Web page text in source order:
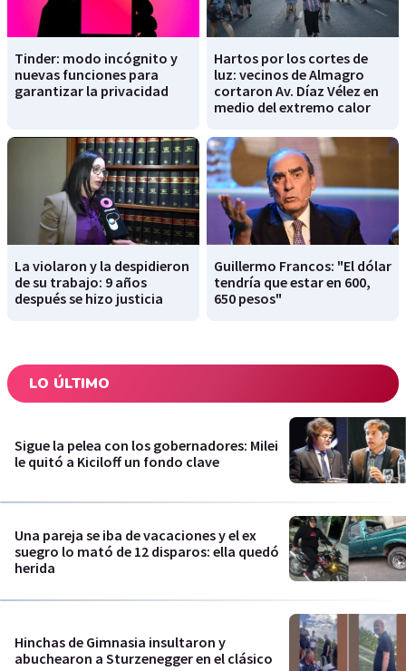
Tinder: modo incógnito y
nuevas funciones para
garantizar la privacidad
Hartos por los cortes de
luz: vecinos de Almagro
cortaron Av. Díaz Vélez en
medio del extremo calor
La violaron y la despidieron
de su trabajo: 9 años
después se hizo justicia
Guillermo Francos: "El dólar
tendría que estar en 600,
650 pesos"
LO ÚLTIMO
Sigue la pelea con los gobernadores: Milei
le quitó a Kiciloff un fondo clave
Una pareja se iba de vacaciones y el ex
suegro lo mató de 12 disparos: ella quedó
herida
Hinchas de Gimnasia insultaron y
abuchearon a Sturzenegger en el clásico